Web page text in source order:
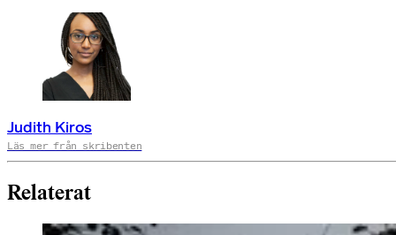
Judith Kiros
Läs mer från skribenten
Relaterat